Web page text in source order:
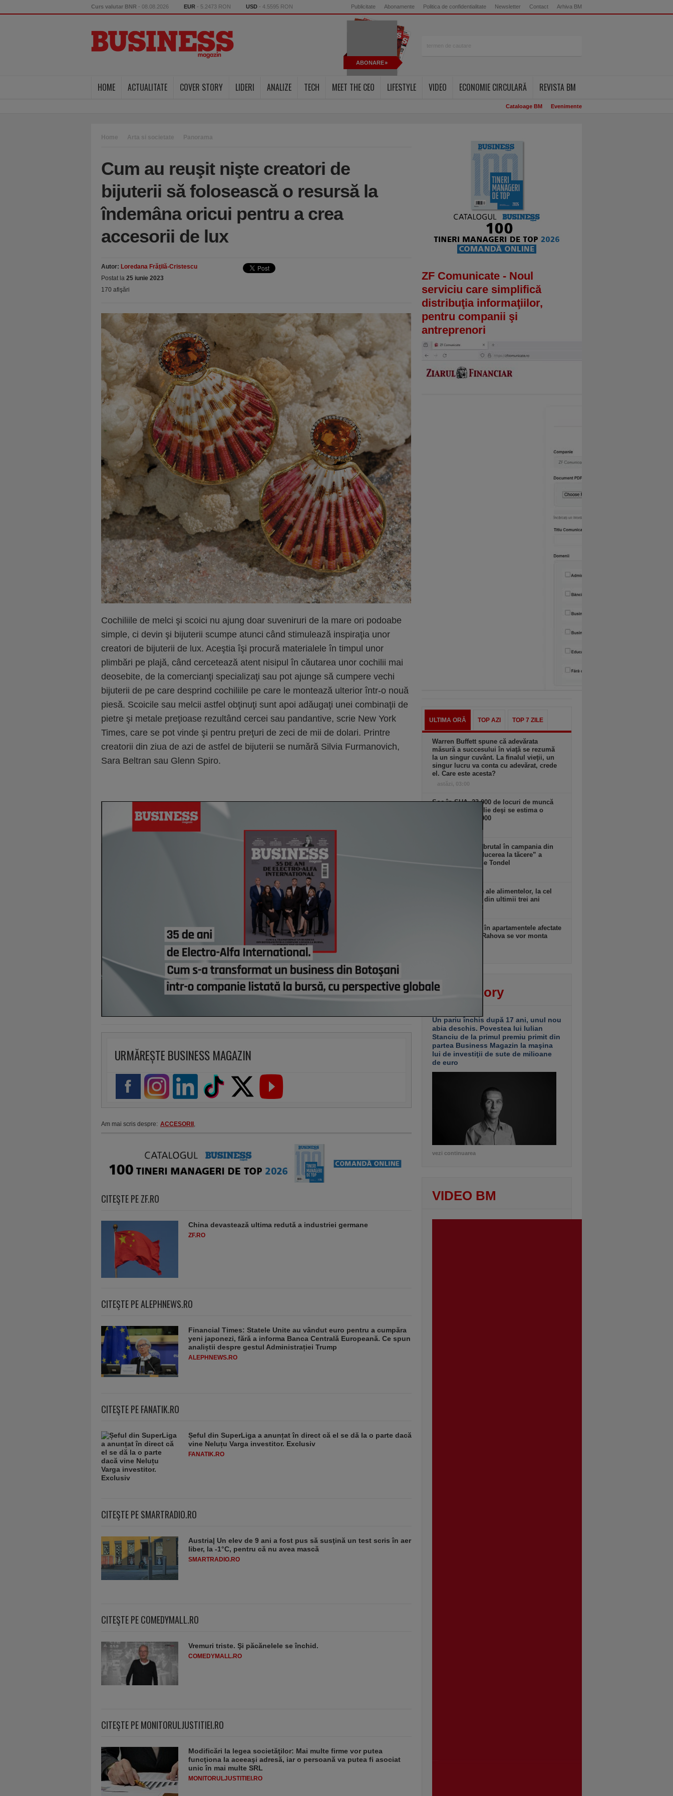
Curs valutar BNR - 08.08.2026 EUR - 5.2473 RON USD - 4.5595 RON Publicitate Abonamente Politica de confidentialitate Newsletter Contact Arhiva BM
ABONARE
HOME ACTUALITATE COVER STORY LIDERI ANALIZE TECH MEET THE CEO LIFESTYLE VIDEO ECONOMIE CIRCULARĂ REVISTA BM
Cataloage BM Evenimente
Home Arta si societate Panorama
Cum au reuşit nişte creatori de
bijuterii să folosească o resursă la
îndemâna oricui pentru a crea
accesorii de lux
Autor: Loredana Frăţilă-Cristescu
Postat la 25 iunie 2023
170 afişări
Cochiliile de melci şi scoici nu ajung doar suveniruri de la mare ori podoabe
simple, ci devin şi bijuterii scumpe atunci când stimulează inspiraţia unor
creatori de bijuterii de lux. Aceştia îşi procură materialele în timpul unor
plimbări pe plajă, când cercetează atent nisipul în căutarea unor cochilii mai
deosebite, de la comercianţi specializaţi sau pot ajunge să cumpere vechi
bijuterii de pe care desprind cochiliile pe care le montează ulterior într-o nouă
piesă. Scoicile sau melcii astfel obţinuţi sunt apoi adăugaţi unei combinaţii de
pietre şi metale preţioase rezultând cercei sau pandantive, scrie New York
Times, care se pot vinde şi pentru preţuri de zeci de mii de dolari. Printre
creatorii din ziua de azi de astfel de bijuterii se numără Silvia Furmanovich,
Sara Beltran sau Glenn Spiro.
URMĂREȘTE BUSINESS MAGAZIN
Am mai scris despre: ACCESORII ,
CITEŞTE PE ZF.RO
China devastează ultima redută a industriei germane
ZF.RO
CITEŞTE PE ALEPHNEWS.RO
Financial Times: Statele Unite au vândut euro pentru a cumpăra
yeni japonezi, fără a informa Banca Centrală Europeană. Ce spun
analiștii despre gestul Administrației Trump
ALEPHNEWS.RO
CITEŞTE PE FANATIK.RO
Șeful din SuperLiga a anunțat în direct că el se dă la o parte dacă
vine Neluțu Varga investitor. Exclusiv
FANATIK.RO
CITEŞTE PE SMARTRADIO.RO
Austria| Un elev de 9 ani a fost pus să susţină un test scris în aer
liber, la -1°C, pentru că nu avea mască
SMARTRADIO.RO
CITEŞTE PE COMEDYMALL.RO
Vremuri triste. Şi păcănelele se închid.
COMEDYMALL.RO
CITEŞTE PE MONITORULJUSTITIEI.RO
Modificări la legea societăţilor: Mai multe firme vor putea
funcţiona la aceeaşi adresă, iar o persoană va putea fi asociat
unic în mai multe SRL
MONITORULJUSTITIEI.RO
ZF Comunicate - Noul
serviciu care simplifică
distribuţia informaţiilor,
pentru companii şi
antreprenori
ULTIMA ORĂ TOP AZI TOP 7 ZILE
Warren Buffett spune că adevărata
măsură a succesului în viaţă se rezumă
la un singur cuvânt. La finalul vieţii, un
singur lucru va conta cu adevărat, crede
el. Care este acesta?
astăzi, 03:00
Şoc în SUA. 23.000 de locuri de muncă
au dispărut în iulie deşi se estima o
creştere de 100.000
Elon Musk intră brutal în campania din
Franţa: cere „reducerea la tăcere” a
candidatei Marine Tondel
Preţurile globale ale alimentelor, la cel
mai ridicat nivel din ultimii trei ani
Ciucu anunţă că în apartamentele afectate
de explozia din Rahova se vor monta
Cover story
Un pariu închis după 17 ani, unul nou
abia deschis. Povestea lui Iulian
Stanciu de la primul premiu primit din
partea Business Magazin la maşina
lui de investiţii de sute de milioane
de euro
vezi continuarea
VIDEO BM